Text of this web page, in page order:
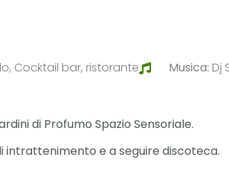
Cocktail bar, ristorante Musica: Dj
di Profumo Spazio Sensoriale.
intrattenimento e a seguire discoteca.